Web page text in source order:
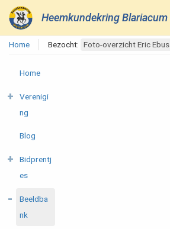
Heemkundekring Blariacum
Home Bezocht: Foto-overzicht Eric Ebus
Home
Verenigi
ng
Blog
Bidprentj
es
Beeldba
nk